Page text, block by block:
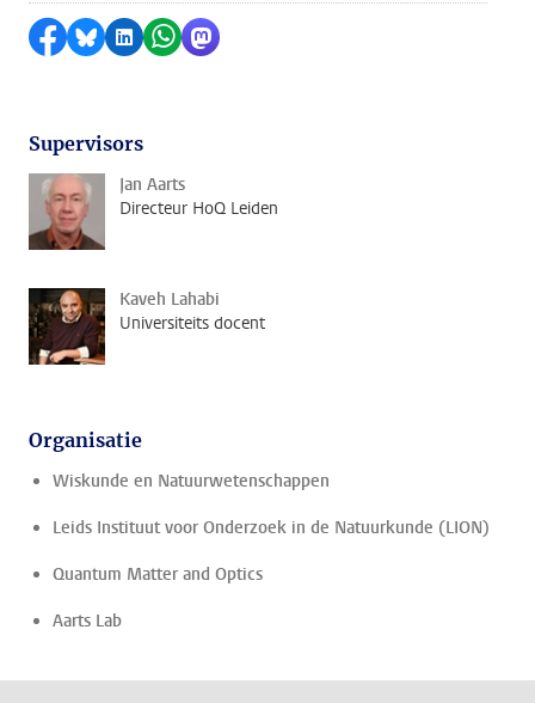
Delen op Facebook
Delen via Bluesky
Delen op LinkedIn
Delen via WhatsApp
Delen via Mastodon
Supervisors
Jan Aarts
Directeur HoQ Leiden
Kaveh Lahabi
Universiteits docent
Organisatie
Wiskunde en Natuurwetenschappen
Leids Instituut voor Onderzoek in de Natuurkunde (LION)
Quantum Matter and Optics
Aarts Lab